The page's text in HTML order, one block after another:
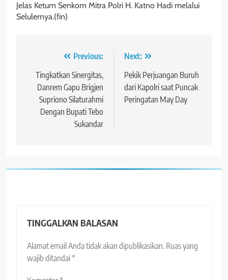
Jelas Ketum Senkom Mitra Polri H. Katno Hadi melalui
Selulernya.(fin)
Navigasi
pos
Previous:
Tingkatkan Sinergitas,
Danrem Gapu Brigjen
Supriono Silaturahmi
Dengan Bupati Tebo
Sukandar
Next:
Pekik Perjuangan Buruh
dari Kapolri saat Puncak
Peringatan May Day
TINGGALKAN BALASAN
Alamat email Anda tidak akan dipublikasikan. Ruas yang
wajib ditandai*